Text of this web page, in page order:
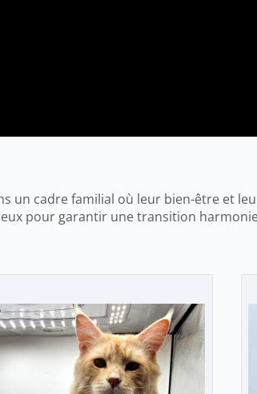
un cadre familial où leur bien-être et
pour garantir une transition